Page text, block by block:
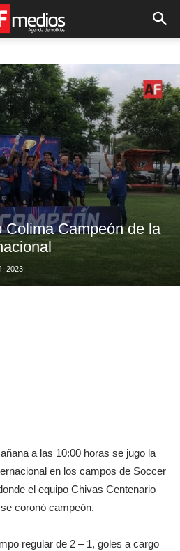
Colima Campeón de la
2023
a las 10:00 horas se jugo la
en los campos de Soccer
el equipo Chivas Centenario
coronó campeón.
regular de 2 – 1, goles a cargo